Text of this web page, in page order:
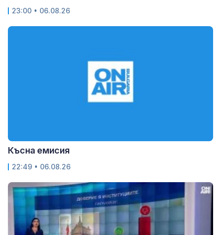
23:00 • 06.08.26
Късна емисия
22:49 • 06.08.26